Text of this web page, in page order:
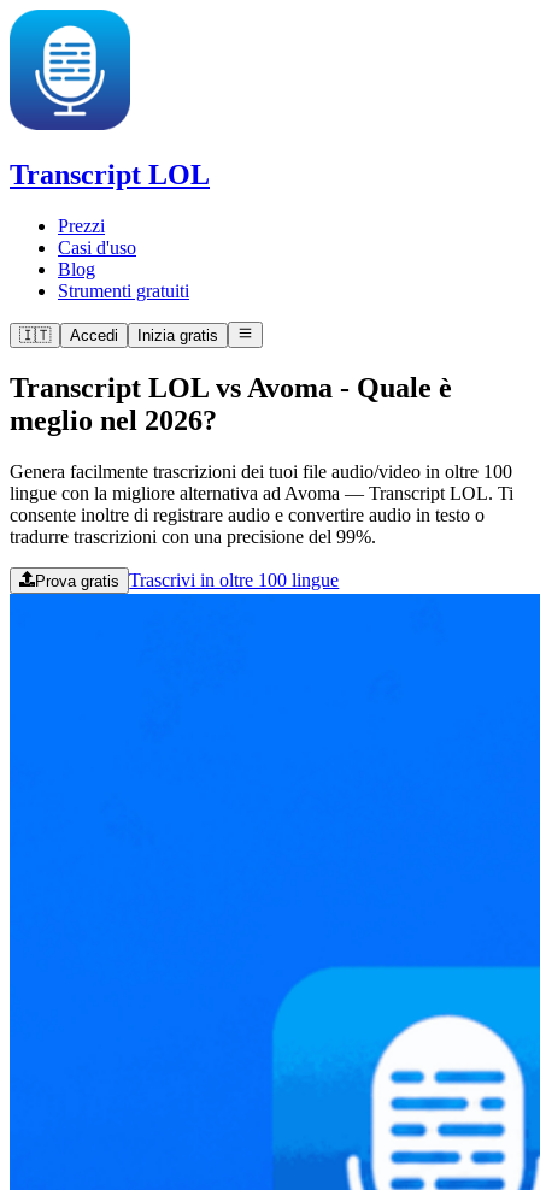
Transcript LOL
Prezzi
Casi d'uso
Blog
Strumenti gratuiti
🇮🇹 Accedi Inizia gratis
Transcript LOL vs Avoma - Quale è
meglio nel 2026?
Genera facilmente trascrizioni dei tuoi file audio/video in oltre 100
lingue con la migliore alternativa ad Avoma — Transcript LOL. Ti
consente inoltre di registrare audio e convertire audio in testo o
tradurre trascrizioni con una precisione del 99%.
Prova gratis Trascrivi in oltre 100 lingue